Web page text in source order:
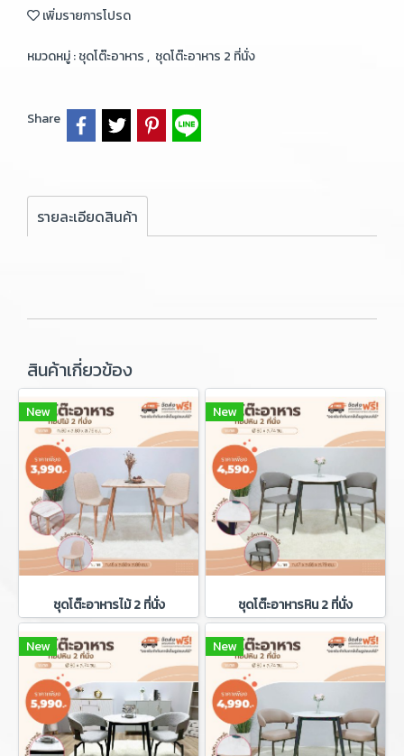
เพิ่มรายการโปรด
หมวดหมู่ :ชุดโต๊ะอาหาร, ชุดโต๊ะอาหาร 2 ที่นั่ง
Share
รายละเอียดสินค้า
สินค้าเกี่ยวข้อง
New
ชุดโต๊ะอาหารไม้ 2 ที่นั่ง
New
ชุดโต๊ะอาหารหิน 2 ที่นั่ง
New New